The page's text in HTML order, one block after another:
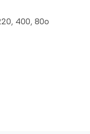
400, 80o